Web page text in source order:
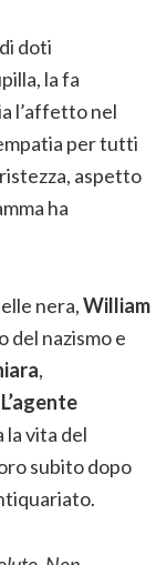
doti
la fa
l’affetto nel
per tutti
aspetto
ha
nera,William
del nazismo e
,
L’agente
la vita del
subito dopo